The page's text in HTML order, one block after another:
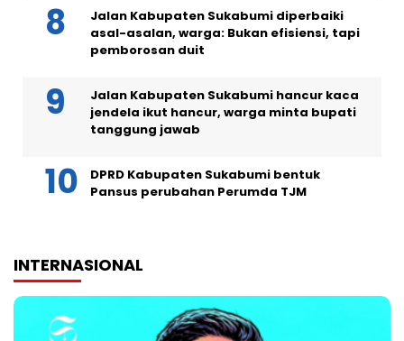
Jalan Kabupaten Sukabumi diperbaiki
asal-asalan, warga: Bukan efisiensi, tapi
pemborosan duit
Jalan Kabupaten Sukabumi hancur kaca
jendela ikut hancur, warga minta bupati
tanggung jawab
DPRD Kabupaten Sukabumi bentuk
Pansus perubahan Perumda TJM
INTERNASIONAL